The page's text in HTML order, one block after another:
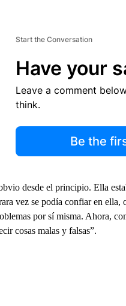
Start the Conversation
Have your
Leave a comment
think.
Be the
desde el principio. Ella
vez se podía confiar en ella,
por sí misma. Ahora,
cosas malas y falsas”.